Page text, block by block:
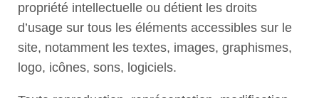
propriété intellectuelle ou détient les droits
d’usage sur tous les éléments accessibles sur le
site, notamment les textes, images, graphismes,
logo, icônes, sons, logiciels.